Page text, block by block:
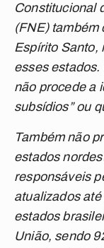
Constitucional
(FNE) também
Espírito Santo,
esses
não procede a
subsídios” ou
Também não
estados
responsáveis
atualizados
estados
União, sendo